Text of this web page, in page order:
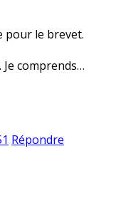
pour le brevet.
Je comprends…
Répondre